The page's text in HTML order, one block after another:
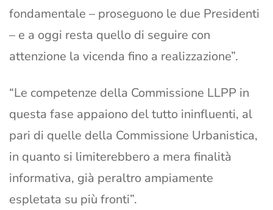
fondamentale – proseguono le due Presidenti
– e a oggi resta quello di seguire con
attenzione la vicenda fino a realizzazione”.
“Le competenze della Commissione LLPP in
questa fase appaiono del tutto ininfluenti, al
pari di quelle della Commissione Urbanistica,
in quanto si limiterebbero a mera finalità
informativa, già peraltro ampiamente
espletata su più fronti”.